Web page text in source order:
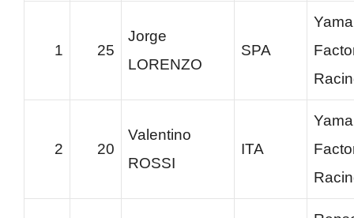
1 25
Jorge
LORENZO
SPA
2 20
Valentino
ROSSI
ITA